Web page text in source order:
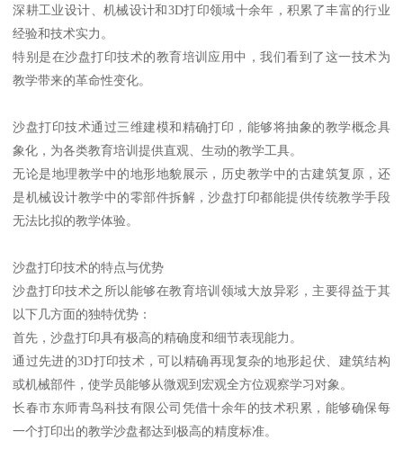
深耕工业设计、机械设计和3D打印领域十余年，积累了丰富的行业
经验和技术实力。
特别是在沙盘打印技术的教育培训应用中，我们看到了这一技术为
教学带来的革命性变化。
沙盘打印技术通过三维建模和精确打印，能够将抽象的教学概念具
象化，为各类教育培训提供直观、生动的教学工具。
无论是地理教学中的地形地貌展示，历史教学中的古建筑复原，还
是机械设计教学中的零部件拆解，沙盘打印都能提供传统教学手段
无法比拟的教学体验。
沙盘打印技术的特点与优势
沙盘打印技术之所以能够在教育培训领域大放异彩，主要得益于其
以下几方面的独特优势：
首先，沙盘打印具有极高的精确度和细节表现能力。
通过先进的3D打印技术，可以精确再现复杂的地形起伏、建筑结构
或机械部件，使学员能够从微观到宏观全方位观察学习对象。
长春市东师青鸟科技有限公司凭借十余年的技术积累，能够确保每
一个打印出的教学沙盘都达到极高的精度标准。